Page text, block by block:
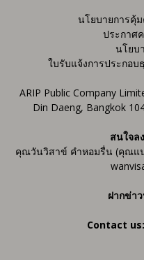
นโยบายการคุ้
ประกาศ
นโยบ
ใบรับแจ้งการประกอ
ARIP Public Company
Din Daeng, Bangkok
สนใจล
คุณวันวิสาข์ คำหอมรื่น (คุณแน
ฝากข่า
Contact us: